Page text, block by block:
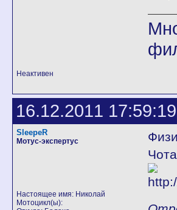
Неактивен
16.12.2011 17:59:19
SleepeR
Мотус-экспертус
Настоящее имя: Николай
Мотоцикл(ы):